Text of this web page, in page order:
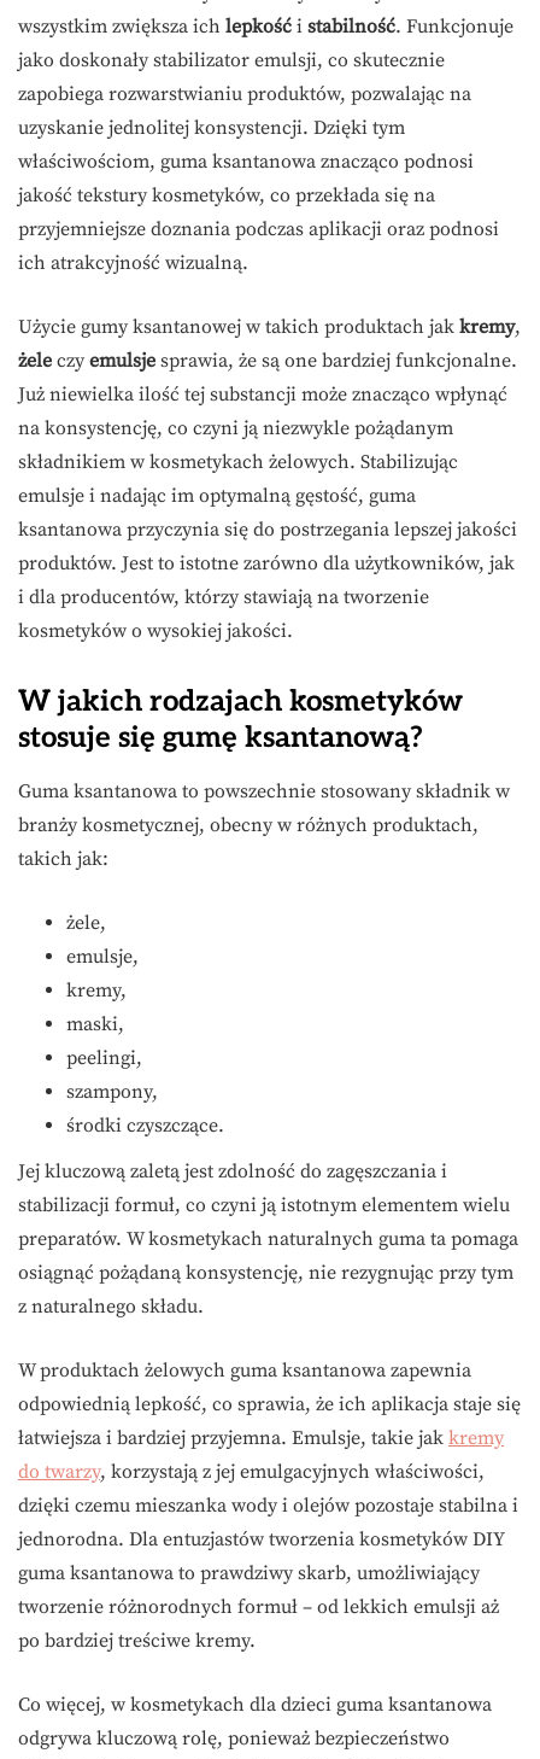
wszystkim zwiększa ich lepkość i stabilność. Funkcjonuje
jako doskonały stabilizator emulsji, co skutecznie
zapobiega rozwarstwianiu produktów, pozwalając na
uzyskanie jednolitej konsystencji. Dzięki tym
właściwościom, guma ksantanowa znacząco podnosi
jakość tekstury kosmetyków, co przekłada się na
przyjemniejsze doznania podczas aplikacji oraz podnosi
ich atrakcyjność wizualną.
Użycie gumy ksantanowej w takich produktach jak kremy,
żele czy emulsje sprawia, że są one bardziej funkcjonalne.
Już niewielka ilość tej substancji może znacząco wpłynąć
na konsystencję, co czyni ją niezwykle pożądanym
składnikiem w kosmetykach żelowych. Stabilizując
emulsje i nadając im optymalną gęstość, guma
ksantanowa przyczynia się do postrzegania lepszej jakości
produktów. Jest to istotne zarówno dla użytkowników, jak
i dla producentów, którzy stawiają na tworzenie
kosmetyków o wysokiej jakości.
W jakich rodzajach kosmetyków
stosuje się gumę ksantanową?
Guma ksantanowa to powszechnie stosowany składnik w
branży kosmetycznej, obecny w różnych produktach,
takich jak:
żele,
emulsje,
kremy,
maski,
peelingi,
szampony,
środki czyszczące.
Jej kluczową zaletą jest zdolność do zagęszczania i
stabilizacji formuł, co czyni ją istotnym elementem wielu
preparatów. W kosmetykach naturalnych guma ta pomaga
osiągnąć pożądaną konsystencję, nie rezygnując przy tym
z naturalnego składu.
W produktach żelowych guma ksantanowa zapewnia
odpowiednią lepkość, co sprawia, że ich aplikacja staje się
łatwiejsza i bardziej przyjemna. Emulsje, takie jak kremy
do twarzy, korzystają z jej emulgacyjnych właściwości,
dzięki czemu mieszanka wody i olejów pozostaje stabilna i
jednorodna. Dla entuzjastów tworzenia kosmetyków DIY
guma ksantanowa to prawdziwy skarb, umożliwiający
tworzenie różnorodnych formuł – od lekkich emulsji aż
po bardziej treściwe kremy.
Co więcej, w kosmetykach dla dzieci guma ksantanowa
odgrywa kluczową rolę, ponieważ bezpieczeństwo